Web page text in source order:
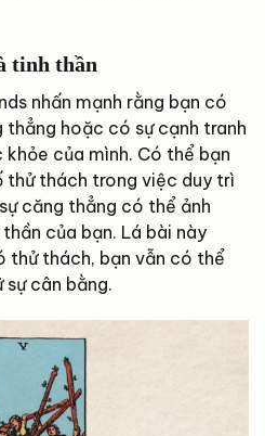
tinh thần
nhấn mạnh rằng bạn có
hoặc có sự cạnh tranh
của mình. Có thể bạn
thử thách trong việc duy trì
căng thẳng có thể ảnh
của bạn. Lá bài này
thử thách, bạn vẫn có thể
cân bằng.